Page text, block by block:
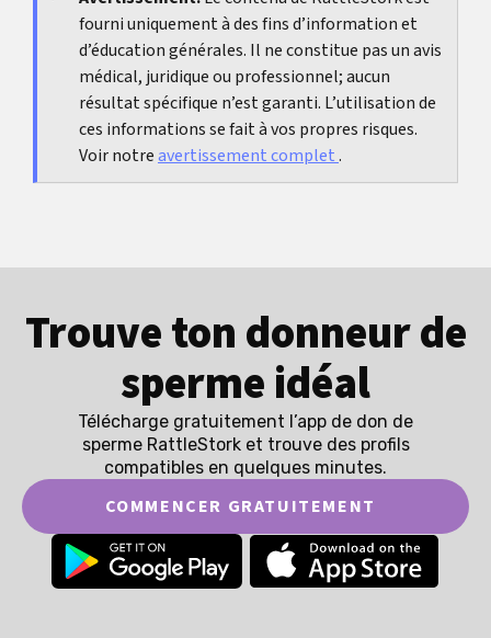
satisfaction sexuelle.
fourni uniquement à des fins d’information et
d’éducation générales. Il ne constitue pas un avis
médical, juridique ou professionnel; aucun
résultat spécifique n’est garanti. L’utilisation de
ces informations se fait à vos propres risques.
Voir notreavertissement complet.
Trouve ton donneur de
sperme idéal
Télécharge gratuitement l’app de don de
sperme RattleStork et trouve des profils
compatibles en quelques minutes.
COMMENCER GRATUITEMENT